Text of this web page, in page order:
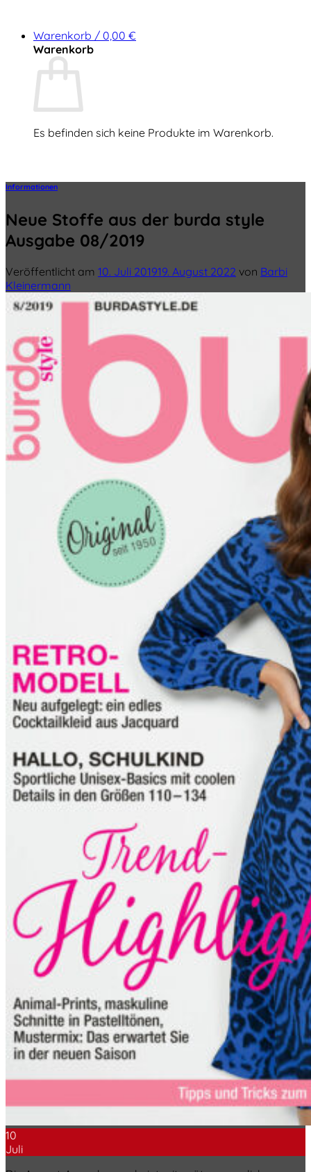
Warenkorb / 0,00 €
Warenkorb
Es befinden sich keine Produkte im Warenkorb.
Informationen
Neue Stoffe aus der burda style
Ausgabe 08/2019
Veröffentlicht am 10. Juli 201919. August 2022 von Barbi
Kleinermann
10
Juli